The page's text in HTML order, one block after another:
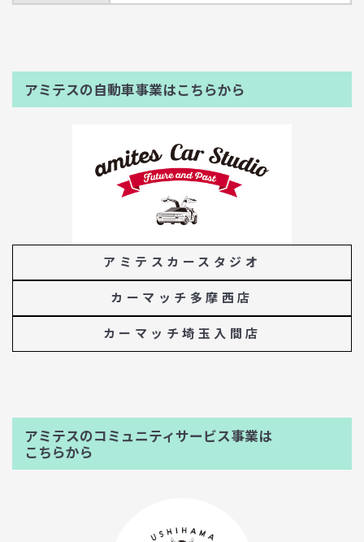
アミテスの自動車事業はこちらから
アミテスカースタジオ
カーマッチ多摩西店
カーマッチ埼玉入間店
アミテスのコミュニティサービス事業は
こちらから